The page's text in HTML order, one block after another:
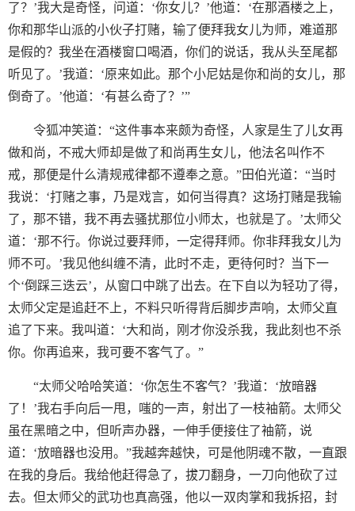
了？’我大是奇怪，问道：‘你女儿？’他道：‘在那酒楼之上，
你和那华山派的小伙子打赌，输了便拜我女儿为师，难道那
是假的？我坐在酒楼窗口喝酒，你们的说话，我从头至尾都
听见了。’我道：‘原来如此。那个小尼姑是你和尚的女儿，那
倒奇了。’他道：‘有甚么奇了？’”
令狐冲笑道：“这件事本来颇为奇怪，人家是生了儿女再
做和尚，不戒大师却是做了和尚再生女儿，他法名叫作不
戒，那便是什么清规戒律都不遵奉之意。”田伯光道：“当时
我说：‘打赌之事，乃是戏言，如何当得真？这场打赌是我输
了，那不错，我不再去骚扰那位小师太，也就是了。’太师父
道：‘那不行。你说过要拜师，一定得拜师。你非拜我女儿为
师不可。’我见他纠缠不清，此时不走，更待何时？当下一
个‘倒踩三迭云’，从窗口中跳了出去。在下自以为轻功了得，
太师父定是追赶不上，不料只听得背后脚步声响，太师父直
追了下来。我叫道：‘大和尚，刚才你没杀我，我此刻也不杀
你。你再追来，我可要不客气了。”
“太师父哈哈笑道：‘你怎生不客气？’我道：‘放暗器
了！’我右手向后一甩，嗤的一声，射出了一枝袖箭。太师父
虽在黑暗之中，但听声办器，一伸手便接住了袖箭，说
道：‘放暗器也没用。”我越奔越快，可是他阴魂不散，一直跟
在我的身后。我给他赶得急了，拔刀翻身，一刀向他砍了过
去。但太师父的武功也真高强，他以一双肉掌和我拆招，封